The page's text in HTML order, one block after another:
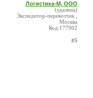
Логистика-М, ООО
(удалена)
Экспедитор-перевозчик ,
Москва
Код:177902
#5